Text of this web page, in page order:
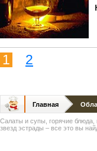
1 2
Главная
Салаты и супы, горячие блюда,
звезд эстрады – все это вы